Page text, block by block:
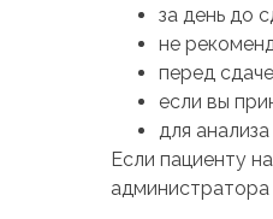
за день до
не
перед
если вы
для
Если пациенту